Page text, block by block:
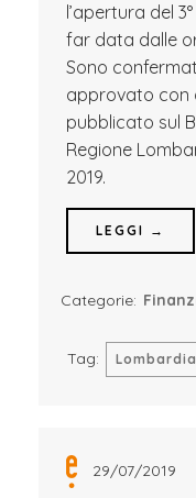
l’apertura del
far data dalle
Sono
approvato con
pubblicato sul
Regione
2019.
LEGGI →
Categorie:
Tag: Lombardia
29/07/2019